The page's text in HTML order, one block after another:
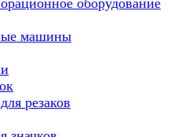
машины
резаков